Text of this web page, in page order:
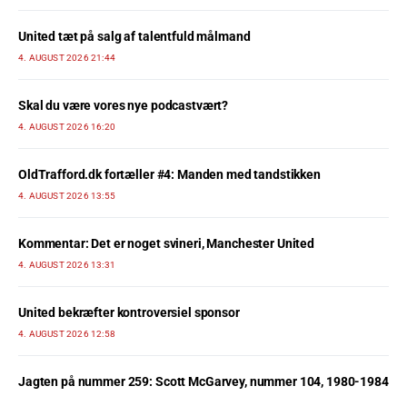
United tæt på salg af talentfuld målmand
4. AUGUST 2026 21:44
Skal du være vores nye podcastvært?
4. AUGUST 2026 16:20
OldTrafford.dk fortæller #4: Manden med tandstikken
4. AUGUST 2026 13:55
Kommentar: Det er noget svineri, Manchester United
4. AUGUST 2026 13:31
United bekræfter kontroversiel sponsor
4. AUGUST 2026 12:58
Jagten på nummer 259: Scott McGarvey, nummer 104, 1980-1984